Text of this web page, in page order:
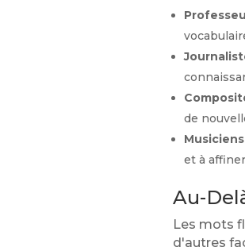
de
et à
Au-
Les mots
d'autres